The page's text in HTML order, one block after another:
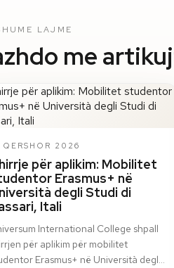
LAJME
me
QERSHOR 2026
për aplikim: Mobilitet
Erasmus+ në
degli Studi di
Itali
International College shpall
për aplikim për mobilitet
Erasmus+ në Università degli